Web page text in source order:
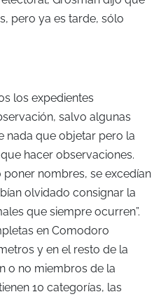
pero ya es tarde, sólo
los expedientes
salvo algunas
nada que objetar pero la
hacer observaciones.
nombres, se excedían
olvidado consignar la
que siempre ocurren”.
en Comodoro
y en el resto de la
o no miembros de la
10 categorías, las